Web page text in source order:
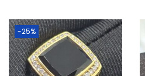
-25%